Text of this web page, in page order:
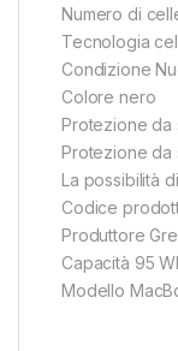
Numero di
Tecnologia
Condizione
Colore nero
Protezione da
Protezione da
La possibilità
Codice
Produttore
Capacità 95
Modello